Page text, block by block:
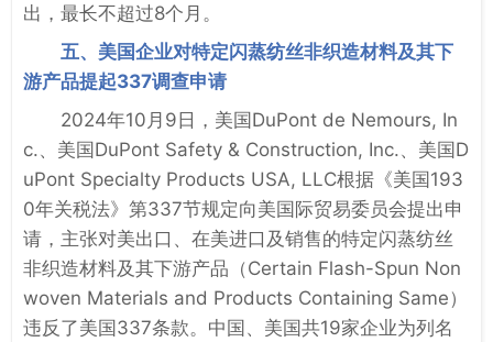
出，最长不超过8个月。
五、美国企业对特定闪蒸纺丝非织造材料及其下
游产品提起337调查申请
2024年10月9日，美国DuPont de Nemours, In
c.、美国DuPont Safety & Construction, Inc.、美国D
uPont Specialty Products USA, LLC根据《美国193
0年关税法》第337节规定向美国际贸易委员会提出申
请，主张对美出口、在美进口及销售的特定闪蒸纺丝
非织造材料及其下游产品（Certain Flash-Spun Non
woven Materials and Products Containing Same）
违反了美国337条款。中国、美国共19家企业为列名